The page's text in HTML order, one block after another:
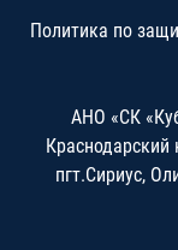
Политика по
АНО «СК
Краснодарский
пгт.Сириус,